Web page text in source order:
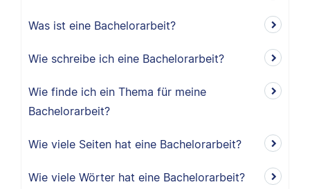
Was ist eine Bachelorarbeit?
Wie schreibe ich eine Bachelorarbeit?
Wie finde ich ein Thema für meine
Bachelorarbeit?
Wie viele Seiten hat eine Bachelorarbeit?
Wie viele Wörter hat eine Bachelorarbeit?